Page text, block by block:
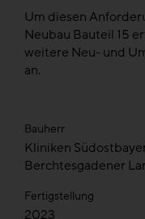
Um diesen
Neubau Bauteil 15
weitere Neu- und
an.
Bauherr
Kliniken
Berchtesgadener
Fertigstellung
2023